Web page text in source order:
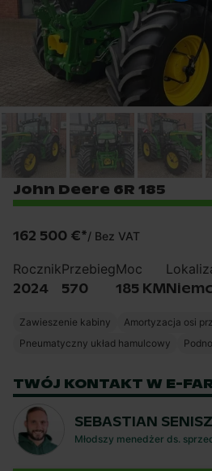
John Deere 6R 185
162 500 €*/ Bez VAT
Rocznik
2024
Przebieg
570
Moc
185 KM
Zawieszenie kabiny
Amortyzacja osi
Pneumatyczny układ hamulcowy
TWÓJ KONTAKT W E-
SEBASTIAN
Młodszy menedżer ds.